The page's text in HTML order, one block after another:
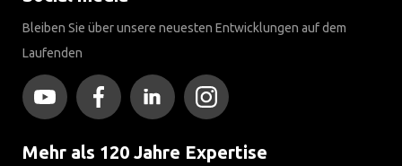
Bleiben Sie über unsere neuesten Entwicklungen auf dem
Laufenden
Mehr als 120 Jahre Expertise